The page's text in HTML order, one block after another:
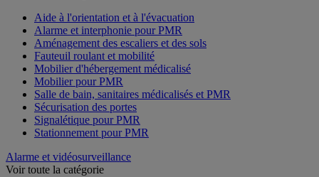
Aide à l'orientation et à l'évacuation
Alarme et interphonie pour PMR
Aménagement des escaliers et des sols
Fauteuil roulant et mobilité
Mobilier d'hébergement médicalisé
Mobilier pour PMR
Salle de bain, sanitaires médicalisés et PMR
Sécurisation des portes
Signalétique pour PMR
Stationnement pour PMR
Alarme et vidéosurveillance
Voir toute la catégorie